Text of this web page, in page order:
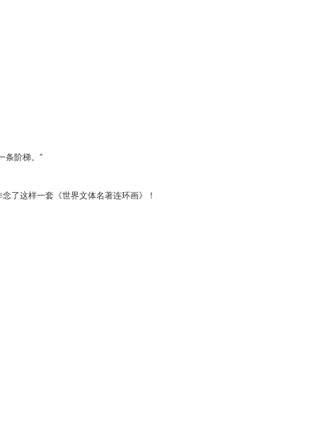
条阶梯。”
了这样一套《世界文体名著连环画》！